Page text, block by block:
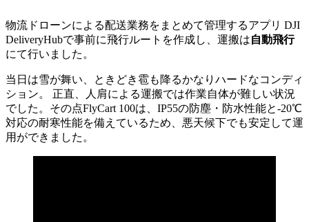
物流ドローンによる配送業務をまとめて管理するアプリ DJI
DeliveryHubで事前に飛行ルートを作成し、運搬は自動飛行
にて行いました。
当日は雪が舞い、ときどき雹も降るかなりハードなコンディ
ション。 正直、人肩による運搬では作業自体が難しい状況
でした。その点FlyCart 100は、IP55の防塵・防水性能と-20℃
対応の耐寒性能を備えているため、悪天候下でも安定して運
用ができました。